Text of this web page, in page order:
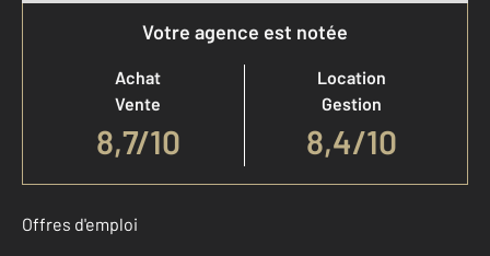
Votre agence est notée
Achat
Vente
8,7/10
Location
Gestion
8,4/10
Offres d'emploi